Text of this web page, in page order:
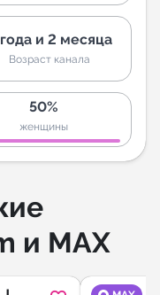
и 2 месяца
Возраст канала
50%
женщины
и MAX